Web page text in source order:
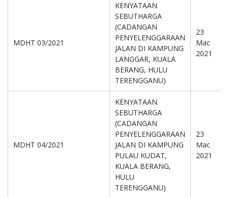
MDHT 03/2021
KENYATAAN
SEBUTHARGA
(CADANGAN
PENYELENGGARAAN
JALAN DI KAMPUNG
LANGGAR, KUALA
BERANG, HULU
TERENGGANU)
23
Mac
2021
MDHT 04/2021
KENYATAAN
SEBUTHARGA
(CADANGAN
PENYELENGGARAAN
JALAN DI KAMPUNG
PULAU KUDAT,
KUALA BERANG,
HULU
TERENGGANU)
23
Mac
2021